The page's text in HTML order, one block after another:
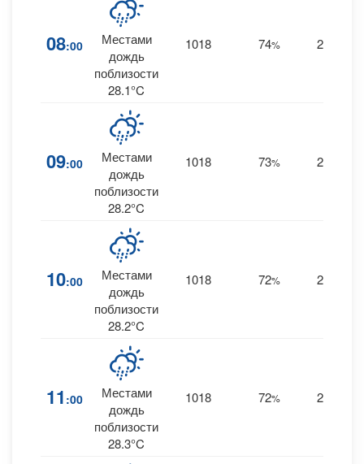
08:00
Местами
дождь
поблизости
28.1°C
1018 74% 29
09:00
Местами
дождь
поблизости
28.2°C
1018 73% 29
10:00
Местами
дождь
поблизости
28.2°C
1018 72% 28
11 :00
Местами
дождь
поблизости
28.3°C
1018 72% 28